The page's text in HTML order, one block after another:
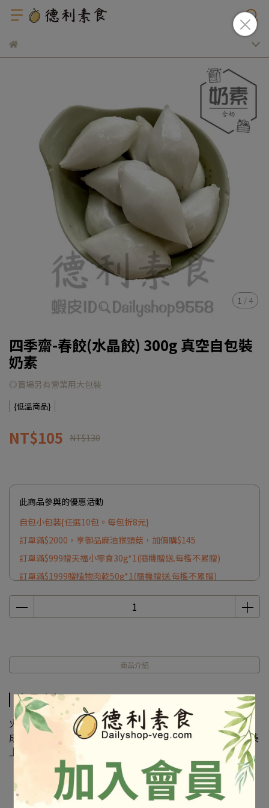
1 / 4
四季齋-春餃(水晶餃) 300g 真空自包裝
奶素
◎賣場另有營業用大包裝
{低溫商品}
NT$105 NT$130
此商品參與的優惠活動
自包小包裝{任選10包。每包折8元}
訂單滿$2000，享御品麻油猴頭菇，加價購$145
訂單滿$999贈天福小零食30g*1(隨機贈送.每檻不累贈)
訂單滿$1999贈植物肉乾50g*1(隨機贈送.每檻不累贈)
商品介紹
商品介紹
火鍋料
成份及營養標示如圖所示，若與圖片有差異時，以實際包裝